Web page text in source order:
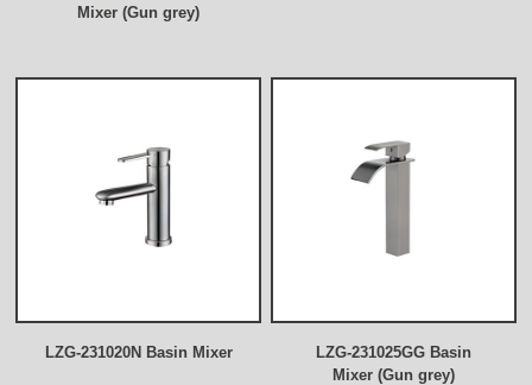
Mixer (Gun grey)
LZG-231025GG Basin
Mixer (Gun grey)
LZG-231020N Basin Mixer